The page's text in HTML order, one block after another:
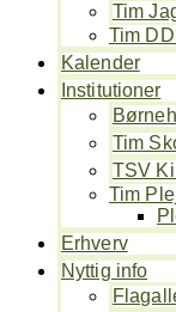
Tim
Tim
Kalender
Institutioner
Tim
TSV
Tim
Erhverv
Nyttig info